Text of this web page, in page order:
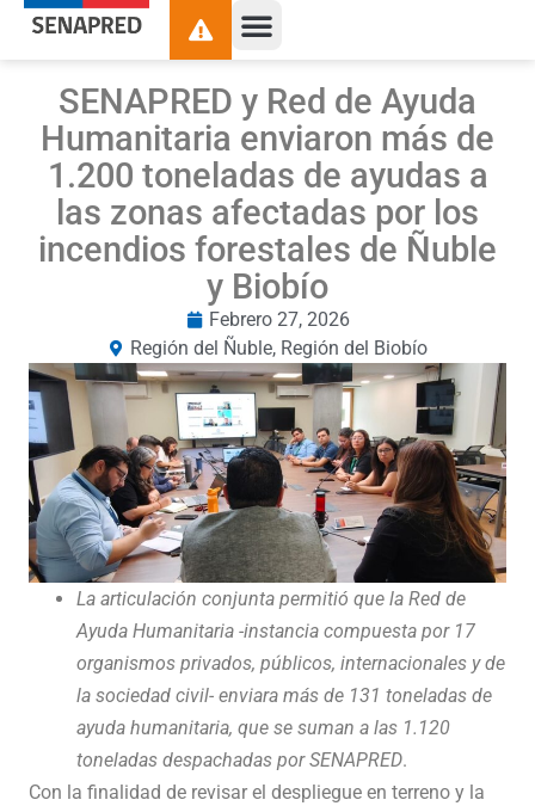
SENAPRED y Red de Ayuda
Humanitaria enviaron más de
1.200 toneladas de ayudas a
las zonas afectadas por los
incendios forestales de Ñuble
y Biobío
Febrero 27, 2026
Región del Ñuble, Región del Biobío
La articulación conjunta permitió que la Red de
Ayuda Humanitaria -instancia compuesta por 17
organismos privados, públicos, internacionales y de
la sociedad civil- enviara más de 131 toneladas de
ayuda humanitaria, que se suman a las 1.120
toneladas despachadas por SENAPRED.
Con la finalidad de revisar el despliegue en terreno y la